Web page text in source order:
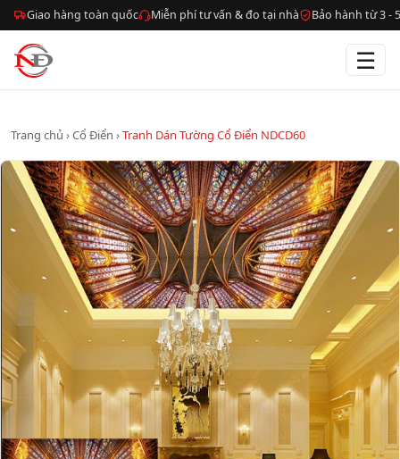
Giao hàng toàn quốc Miễn phí tư vấn & đo tại nhà Bảo hành từ 3 -
☰
Trang chủ ›Cổ Điển ›Tranh Dán Tường Cổ Điển NDCD60